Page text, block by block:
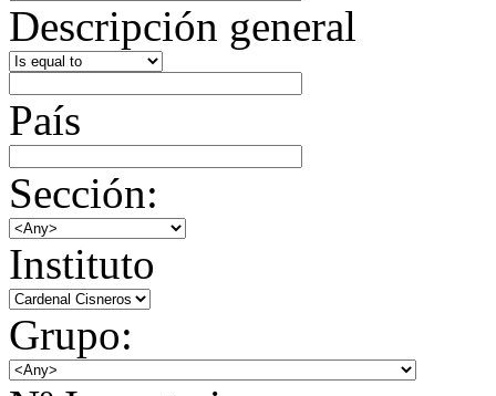
Descripción general
País
Sección:
Instituto
Grupo: